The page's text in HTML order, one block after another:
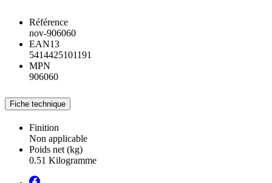
Référence
nov-906060
EAN13
5414425101191
MPN
906060
Fiche technique
Finition
Non applicable
Poids net (kg)
0.51 Kilogramme